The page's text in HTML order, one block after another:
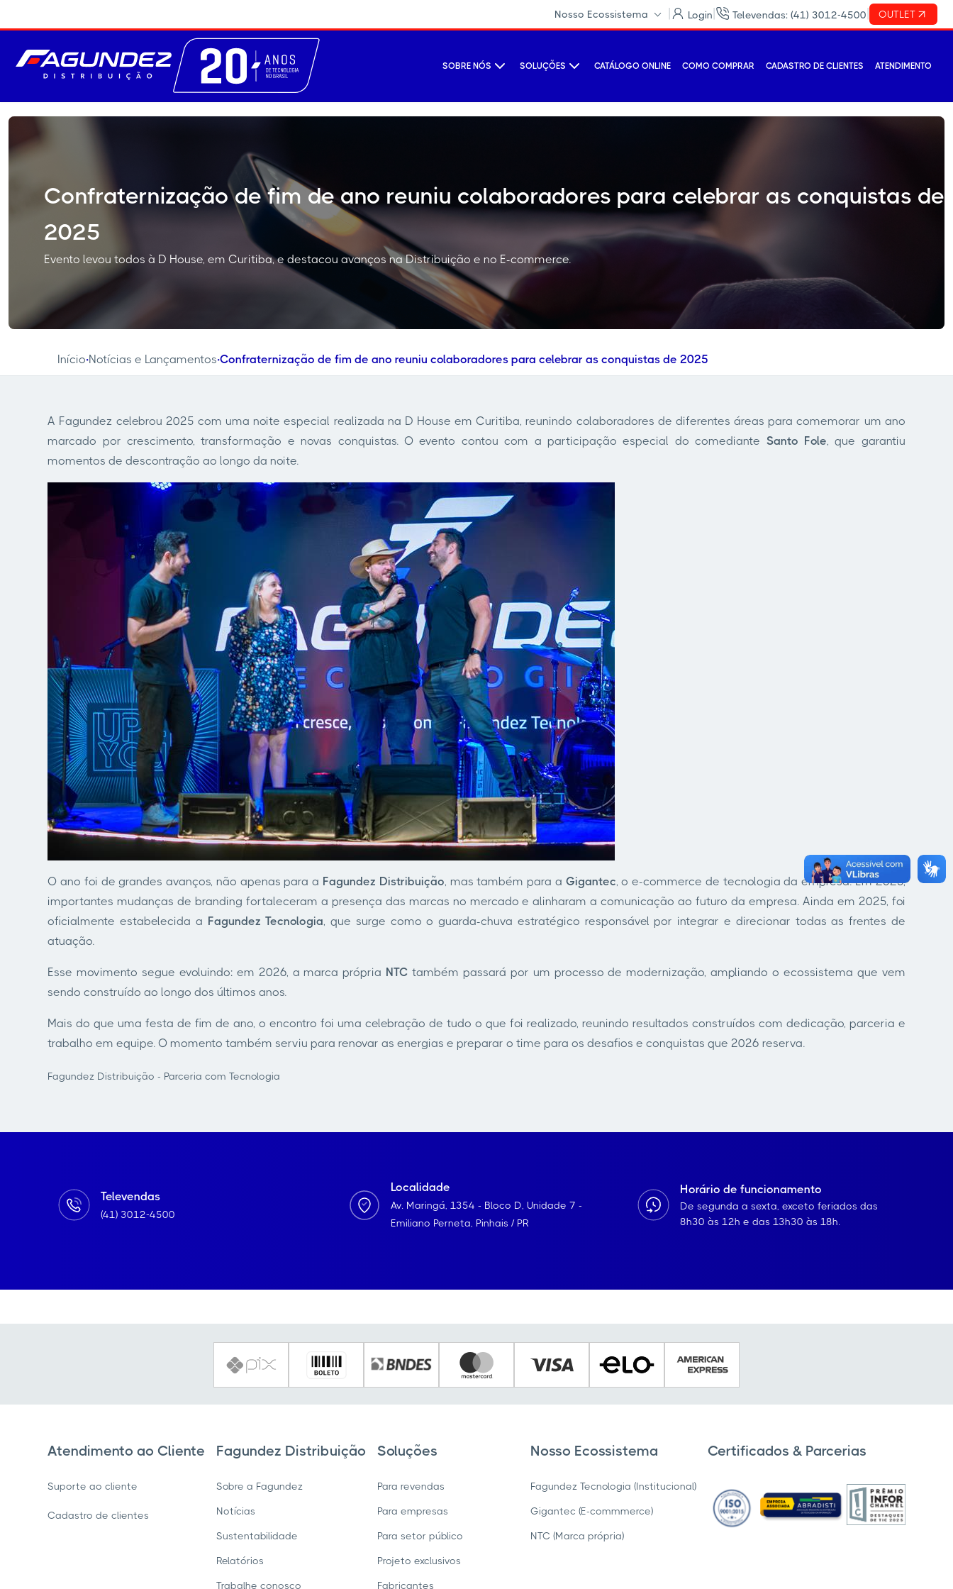
Nosso Ecossistema Login Televendas: (41) 3012-4500 OUTLET
SOBRE NÓS SOLUÇÕES CATÁLOGO ONLINE COMO COMPRAR CADASTRO DE CLIENTES ATENDIMENTO
Confraternização de fim de ano reuniu colaboradores para celebrar as conquistas de
2025
Evento levou todos à D House, em Curitiba, e destacou avanços na Distribuição e no E-commerce.
Início•Notícias e Lançamentos•Confraternização de fim de ano reuniu colaboradores para celebrar as conquistas de 2025
A Fagundez celebrou 2025 com uma noite especial realizada na D House em Curitiba, reunindo colaboradores de diferentes áreas para comemorar um ano
marcado por crescimento, transformação e novas conquistas. O evento contou com a participação especial do comediante Santo Fole, que garantiu
momentos de descontração ao longo da noite.
O ano foi de grandes avanços, não apenas para a Fagundez Distribuição, mas também para a Gigantec, o e-commerce de tecnologia da empresa. Em 2025,
importantes mudanças de branding fortaleceram a presença das marcas no mercado e alinharam a comunicação ao futuro da empresa. Ainda em 2025, foi
oficialmente estabelecida a Fagundez Tecnologia, que surge como o guarda-chuva estratégico responsável por integrar e direcionar todas as frentes de
atuação.
Esse movimento segue evoluindo: em 2026, a marca própria NTC também passará por um processo de modernização, ampliando o ecossistema que vem
sendo construído ao longo dos últimos anos.
Mais do que uma festa de fim de ano, o encontro foi uma celebração de tudo o que foi realizado, reunindo resultados construídos com dedicação, parceria e
trabalho em equipe. O momento também serviu para renovar as energias e preparar o time para os desafios e conquistas que 2026 reserva.
Fagundez Distribuição - Parceria com Tecnologia
Televendas
(41) 3012-4500
Localidade
Av. Maringá, 1354 - Bloco D, Unidade 7 -
Emiliano Perneta, Pinhais / PR
Horário de funcionamento
De segunda a sexta, exceto feriados das
8h30 às 12h e das 13h30 às 18h.
Atendimento ao Cliente
Suporte ao cliente
Cadastro de clientes
Fagundez Distribuição
Sobre a Fagundez
Notícias
Sustentabilidade
Relatórios
Trabalhe conosco
Soluções
Para revendas
Para empresas
Para setor público
Projeto exclusivos
Fabricantes
Nosso Ecossistema
Fagundez Tecnologia (Institucional)
Gigantec (E-commmerce)
NTC (Marca própria)
Certificados & Parcerias